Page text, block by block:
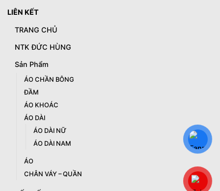
LIÊN KẾT
TRANG CHỦ
NTK ĐỨC HÙNG
Sản Phẩm
ÁO CHẦN BÔNG
ĐẦM
ÁO KHOÁC
ÁO DÀI
ÁO DÀI NỮ
ÁO DÀI NAM
ÁO
CHÂN VÁY – QUẦN